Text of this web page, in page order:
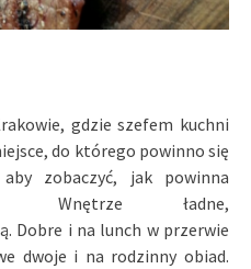
gdzie szefem kuchni
do którego powinno się
zobaczyć, jak powinna
Wnętrze ładne,
Dobre i na lunch w przerwie
dwoje i na rodzinny obiad.